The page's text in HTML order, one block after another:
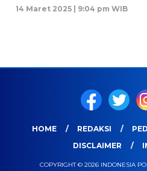
14 Maret 2025 | 9:04 pm WIB
HOME REDAKSI
DISCLAIMER
COPYRIGHT © 2026 INDONESIA